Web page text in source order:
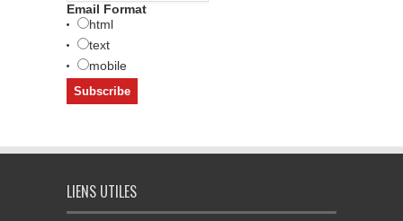
Email Format
html
text
mobile
LIENS UTILES